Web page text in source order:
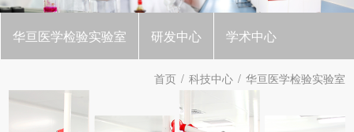
华亘医学检验实验室 研发中心 学术中心
首页 / 科技中心 / 华亘医学检验实验室